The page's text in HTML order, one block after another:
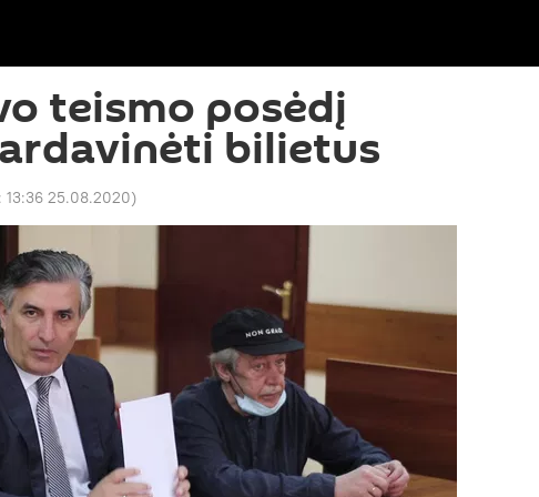
teismo posėdį
bilietus
13:36 25.08.2020)